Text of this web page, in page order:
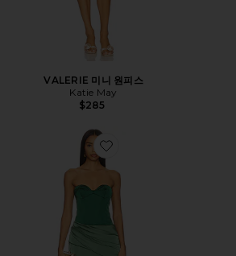
VALERIE 미니 원피스
Katie May
$285
Favorite AMIT 가운